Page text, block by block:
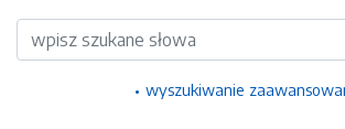
Wyszukiwarka
wyszukiwanie